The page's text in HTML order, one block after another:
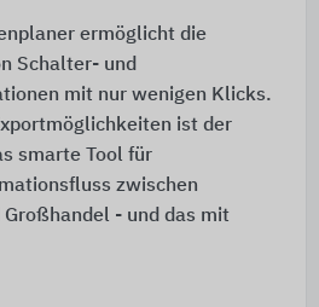
ermöglicht die
Schalter- und
mit nur wenigen Klicks.
ist der
smarte Tool für
zwischen
- und das mit